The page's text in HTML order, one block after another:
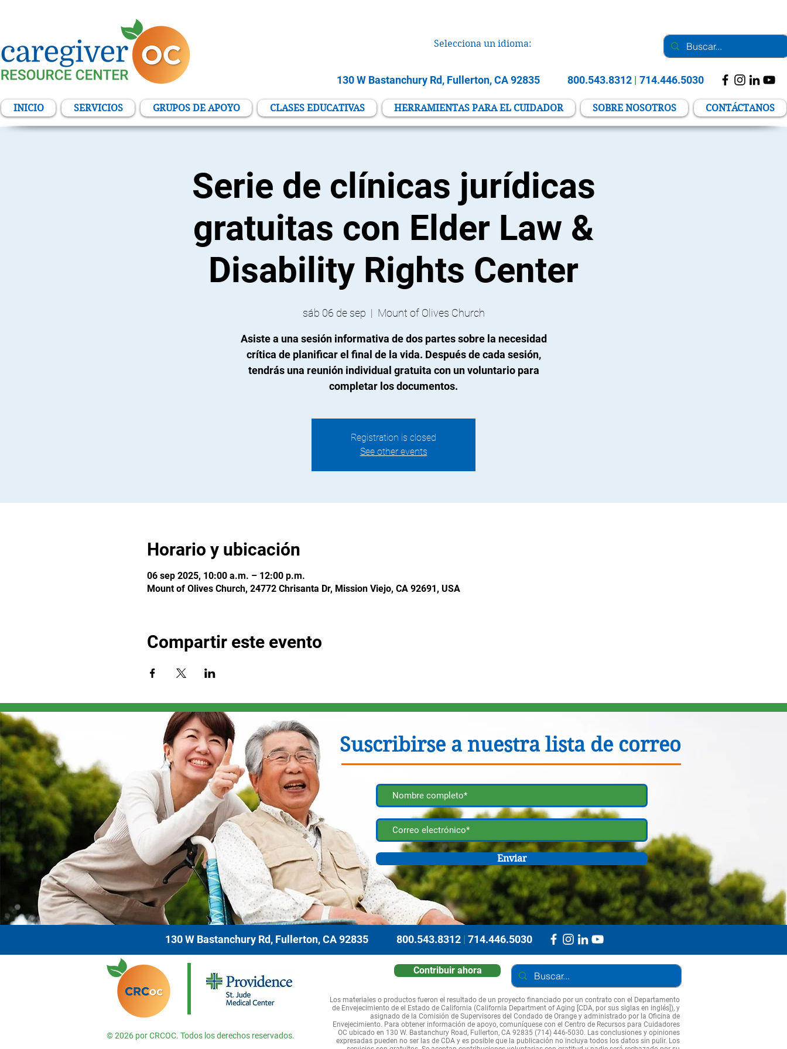
Selecciona un idioma:
130 W Bastanchury Rd, Fullerton, CA 92835 800.543.8312 | 714.446.5030
INICIO SERVICIOS GRUPOS DE APOYO CLASES EDUCATIVAS HERRAMIENTAS PARA EL CUIDADOR SOBRE NOSOTROS CONTÁCTANOS
Serie de clínicas jurídicas
gratuitas con Elder Law &
Disability Rights Center
sáb 06 de sep
  |
Mount of Olives Church
Asiste a una sesión informativa de dos partes sobre la necesidad
crítica de planificar el final de la vida. Después de cada sesión,
tendrás una reunión individual gratuita con un voluntario para
completar los documentos.
Registration is closed
See other events
Horario y ubicación
06 sep 2025, 10:00 a.m. – 12:00 p.m.
Mount of Olives Church, 24772 Chrisanta Dr, Mission Viejo, CA 92691, USA
Compartir este evento
Suscribirse a nuestra lista de correo
Enviar
130 W Bastanchury Rd, Fullerton, CA 92835 800.543.8312 | 714.446.5030
© 2026 por CRCOC. Todos los derechos reservados.
Contribuir ahora
Los materiales o productos fueron el resultado de un proyecto financiado por un contrato con el Departamento
de Envejecimiento de el Estado de California (California Department of Aging [CDA, por sus siglas en inglés]), y
asignado de la Comisión de Supervisores del Condado de Orange y administrado por la Oficina de
Envejecimiento. Para obtener información de apoyo, comuníquese con el Centro de Recursos para Cuidadores
OC ubicado en 130 W. Bastanchury Road, Fullerton, CA 92835 (714) 446-5030. Las conclusiones y opiniones
expresadas pueden no ser las de CDA y es posible que la publicación no incluya todos los datos sin pulir. Los